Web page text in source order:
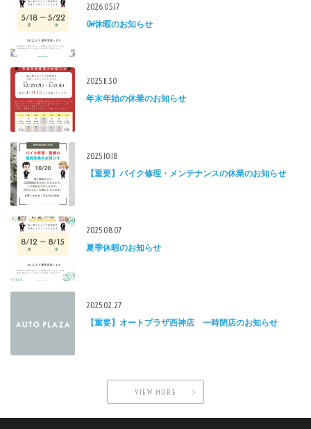
2026.05.17
GW休暇のお知らせ
2025.11.30
年末年始の休業のお知らせ
2025.10.18
【重要】バイク修理・メンテナンスの休業のお知らせ
2025.08.07
夏季休暇のお知らせ
2025.02.27
【重要】オートプラザ西神店 一時閉店のお知らせ
VIEW MORE